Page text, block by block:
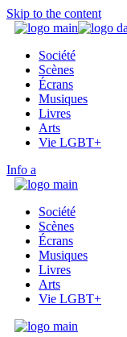
Skip to the content
Société
Scènes
Écrans
Musiques
Livres
Arts
Vie LGBT+
Info
Société
Scènes
Écrans
Musiques
Livres
Arts
Vie LGBT+